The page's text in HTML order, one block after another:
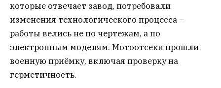
которые отвечает завод, потребовали
изменения технологического процесса –
работы велись не по чертежам, а по
электронным моделям. Мотоотсеки прошли
военную приёмку, включая проверку на
герметичность.